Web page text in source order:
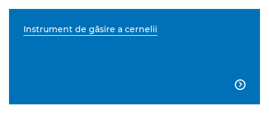
Instrument de găsire a cernelii
